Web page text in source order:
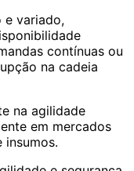
e variado,
contínuas ou
na cadeia
na agilidade
em mercados
insumos.